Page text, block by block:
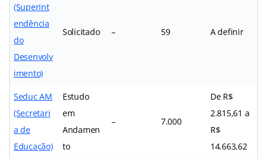
(Superint
endência
do
Desenvolv
imento)
Solicitado – 59 A definir
Seduc AM
(Secretari
a de
Educação)
Estudo
em
Andamen
to
– 7.000
De R$
2.815,61 a
R$
14.663,62